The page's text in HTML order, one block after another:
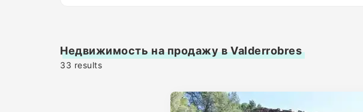
Недвижимость на продажу в Valderrobres
33 results